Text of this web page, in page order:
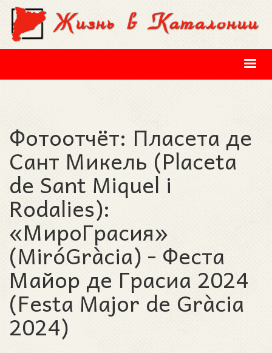
Перейти к основному содержанию
Фотоотчёт: Пласета де
Сант Микель (Placeta
de Sant Miquel i
Rodalies):
«МироГрасия»
(MiróGràcia) - Феста
Майор де Грасиа 2024
(Festa Major de Gràcia
2024)